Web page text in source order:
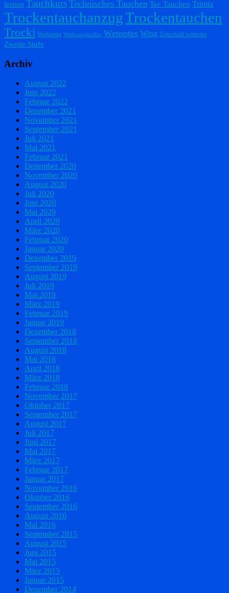
lernen Tauchkurs Technisches Tauchen Tec Tauchen Trimix
TrockentauchanzugTrockentauchen
Trocki Werkzeug Werkzeugkoffer Wetnotes Wing Zeitschrift wetnotes
Zweite Stufe
Archiv
August 2022
Juni 2022
Februar 2022
Dezember 2021
November 2021
September 2021
Juli 2021
Mai 2021
Februar 2021
Dezember 2020
November 2020
August 2020
Juli 2020
Juni 2020
Mai 2020
April 2020
März 2020
Februar 2020
Januar 2020
Dezember 2019
September 2019
August 2019
Juli 2019
Mai 2019
März 2019
Februar 2019
Januar 2019
Dezember 2018
September 2018
August 2018
Mai 2018
April 2018
März 2018
Februar 2018
November 2017
Oktober 2017
September 2017
August 2017
Juli 2017
Juni 2017
Mai 2017
März 2017
Februar 2017
Januar 2017
November 2016
Oktober 2016
September 2016
August 2016
Mai 2016
September 2015
August 2015
Juni 2015
Mai 2015
März 2015
Januar 2015
Dezember 2014